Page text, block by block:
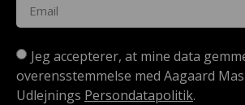
Jeg accepterer, at mine data
overensstemmelse med Aagaard
Udlejnings Persondatapolitik.